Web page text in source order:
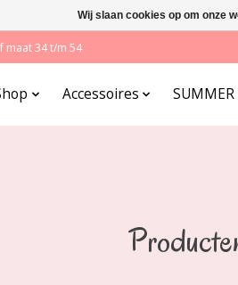
maat 34 t/m 54
Accessoires SUMMER
Wij slaan cookies op om onze